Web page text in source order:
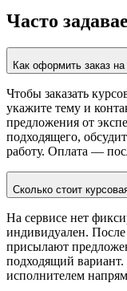
Часто
Как оформить заказ
Чтобы заказать
укажите тему и
предложения от
подходящего,
работу. Оплата —
Сколько стоит
На сервисе нет
индивидуален.
присылают
подходящий вариант.
исполнителем